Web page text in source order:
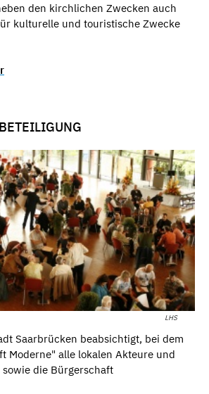
den kirchlichen Zwecken auch
kulturelle und touristische Zwecke
LHS
Saarbrücken beabsichtigt, bei dem
Moderne" alle lokalen Akteure und
die Bürgerschaft